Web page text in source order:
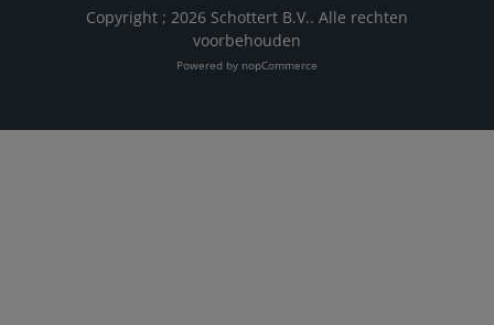
Copyright ; 2026 Schottert B.V.. Alle rechten
voorbehouden
Powered by nopCommerce